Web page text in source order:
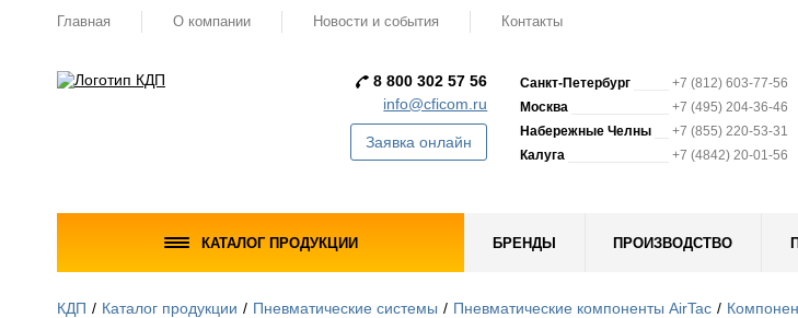
Главная О компании Новости и события Контакты
8 800 302 57 56
info@cficom.ru
Заявка онлайн
Санкт-Петербург
+7 (812) 603-77-56
Москва
+7 (495) 204-36-46
Набережные Челны
+7 (855) 220-53-31
Калуга
+7 (4842) 20-01-56
КАТАЛОГ ПРОДУКЦИИ БРЕНДЫ ПРОИЗВОДСТВО
КДП Каталог продукции Пневматические системы Пневматические компоненты AirTac